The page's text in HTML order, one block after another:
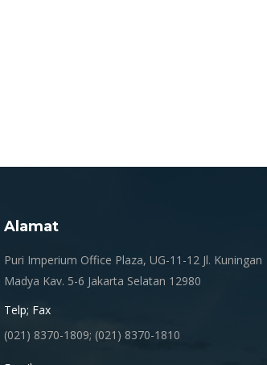
Alamat
Puri Imperium Office Plaza, UG-11-12 Jl. Kuningan
Madya Kav. 5-6 Jakarta Selatan 12980
Telp; Fax
(021) 8370-1809; (021) 8370-1810